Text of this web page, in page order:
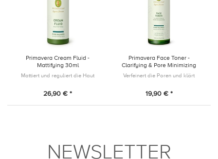
Primavera Cream Fluid -
Mattifying 30ml
Mattiert und reguliert die Haut
26,90 € *
Primavera Face Toner -
Clarifying & Pore Minimizing
100ml
Verfeinert die Poren und klärt
19,90 € *
NEWSLETTER